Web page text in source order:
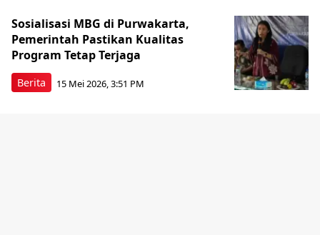
Berita
Sosialisasi MBG di Purwakarta,
Pemerintah Pastikan Kualitas
Program Tetap Terjaga
15 Mei 2026, 3:51 PM